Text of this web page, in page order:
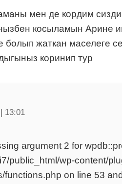
мен де кордим
косыламын Арине
болып жаткан маселеге
коринип тур
13:01
argument 2 for
public_html/wp-content/
functions.php on line 53